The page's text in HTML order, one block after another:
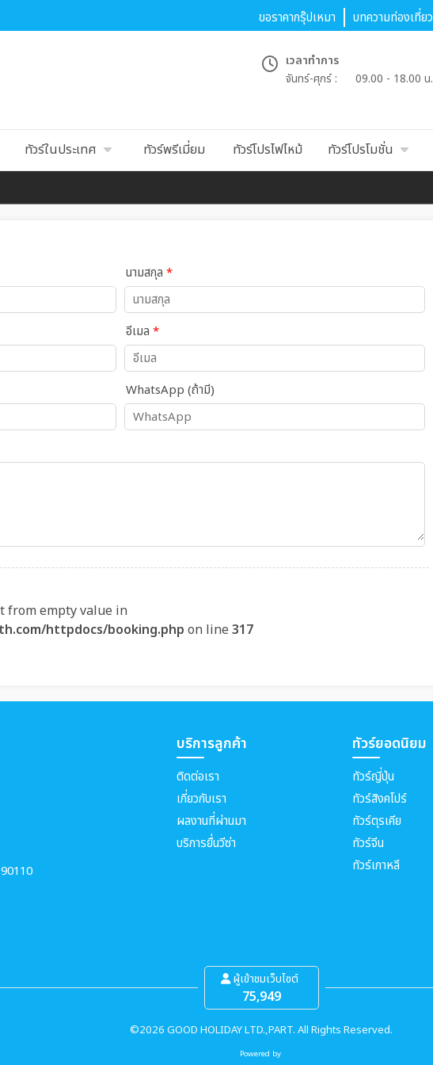
ขอราคากรุ๊ปเหมา บทความท่องเที่ยว
เวลาทำการ
จันทร์-ศุกร์ :
09.00 - 18.00 น.
ทัวร์ในประเทศ ทัวร์พรีเมี่ยม ทัวร์โปรไฟไหม้ ทัวร์โปรโมชั่น
นามสกุล *
อีเมล *
WhatsApp (ถ้ามี)
from empty value in
httpdocs/booking.php on line 317
บริการลูกค้า
ติดต่อเรา
เกี่ยวกับเรา
ผลงานที่ผ่านมา
บริการยื่นวีซ่า
ทัวร์ยอดนิยม
ทัวร์ญี่ปุ่น
ทัวร์สิงคโปร์
ทัวร์ตุรเคีย
ทัวร์จีน
ทัวร์เกาหลี
ผู้เข้าชมเว็บไซต์
75,949
©2026 GOOD HOLIDAY LTD.,PART. All Rights Reserved.
Powered by